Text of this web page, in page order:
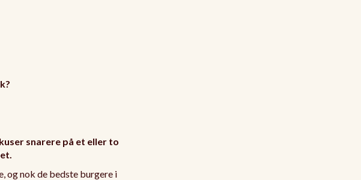
snarere på et eller to
og nok de bedste burgere i